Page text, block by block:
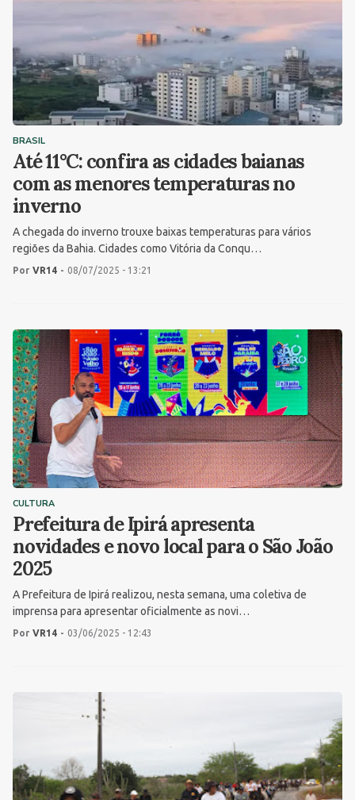
BRASIL
Até 11°C: confira as cidades baianas
com as menores temperaturas no
inverno
A chegada do inverno trouxe baixas temperaturas para vários
regiões da Bahia. Cidades como Vitória da Conqu…
Por VR14 - 08/07/2025 - 13:21
CULTURA
Prefeitura de Ipirá apresenta
novidades e novo local para o São João
2025
A Prefeitura de Ipirá realizou, nesta semana, uma coletiva de
imprensa para apresentar oficialmente as novi…
Por VR14 - 03/06/2025 - 12:43